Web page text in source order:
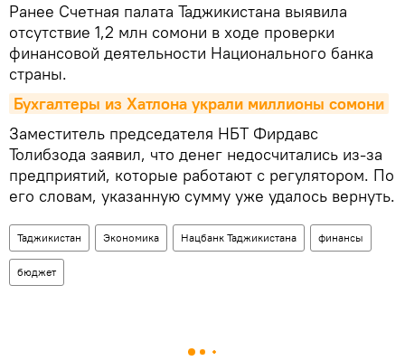
Ранее Счетная палата Таджикистана выявила
отсутствие 1,2 млн сомони в ходе проверки
финансовой деятельности Национального банка
страны.
Бухгалтеры из Хатлона украли миллионы сомони
Заместитель председателя НБТ Фирдавс
Толибзода заявил, что денег недосчитались из-за
предприятий, которые работают с регулятором. По
его словам, указанную сумму уже удалось вернуть.
Таджикистан Экономика Нацбанк Таджикистана финансы
бюджет